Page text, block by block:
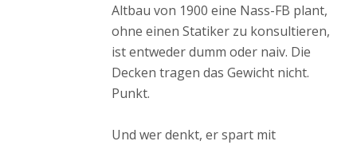
Altbau von 1900 eine Nass-FB plant,
ohne einen Statiker zu konsultieren,
ist entweder dumm oder naiv. Die
Decken tragen das Gewicht nicht.
Punkt.
Und wer denkt, er spart mit